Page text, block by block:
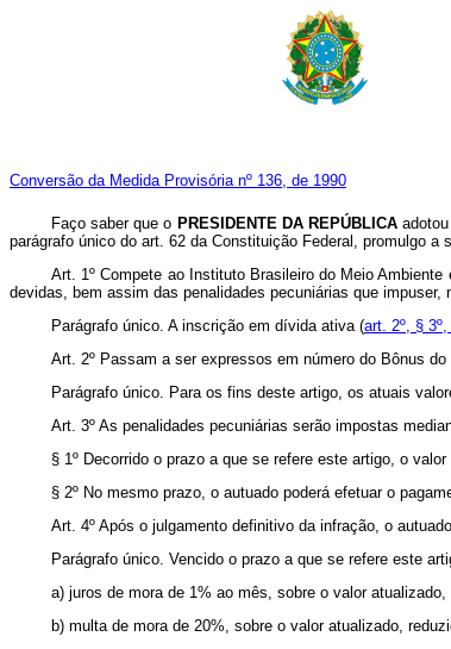
Conversão da Medida Provisória nº 136, de 1990
Faço saber que o PRESIDENTE DA REPÚBLICAadotou
parágrafo único do art. 62 da Constituição Federal, promulgo a
Art. 1º Compete ao Instituto Brasileiro do Meio
devidas, bem assim das penalidades pecuniárias que
Parágrafo único. A inscrição em dívida ativa (art. 2º, §
Art. 2º Passam a ser expressos em número do Bônus
Parágrafo único. Para os fins deste artigo, os atuais
Art. 3º As penalidades pecuniárias serão impostas
§ 1º Decorrido o prazo a que se refere este artigo, o
§ 2º No mesmo prazo, o autuado poderá efetuar o
Art. 4º Após o julgamento definitivo da infração, o
Parágrafo único. Vencido o prazo a que se refere este
a) juros de mora de 1% ao mês, sobre o valor
b) multa de mora de 20%, sobre o valor atualizado,